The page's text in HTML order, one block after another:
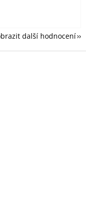
5 hvězdiček.
další hodnocení